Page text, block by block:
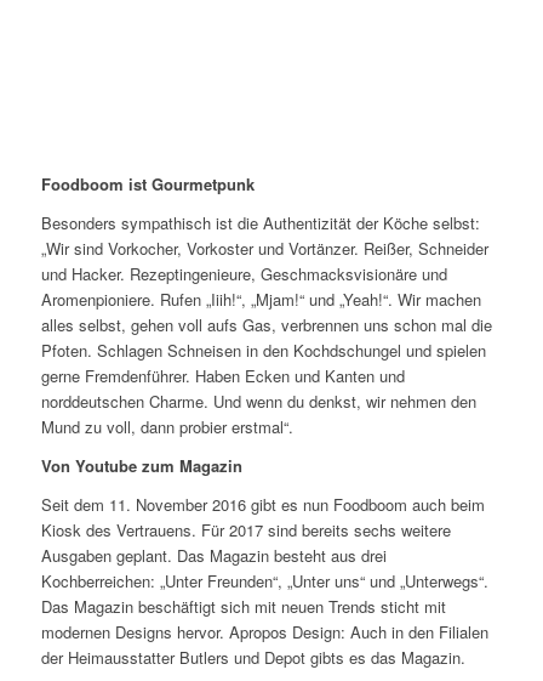
Foodboom ist Gourmetpunk
Besonders sympathisch ist die Authentizität der Köche selbst:
„Wir sind Vorkocher, Vorkoster und Vortänzer. Reißer, Schneider
und Hacker. Rezeptingenieure, Geschmacksvisionäre und
Aromenpioniere. Rufen „Iiih!“, „Mjam!“ und „Yeah!“. Wir machen
alles selbst, gehen voll aufs Gas, verbrennen uns schon mal die
Pfoten. Schlagen Schneisen in den Kochdschungel und spielen
gerne Fremdenführer. Haben Ecken und Kanten und
norddeutschen Charme. Und wenn du denkst, wir nehmen den
Mund zu voll, dann probier erstmal“.
Von Youtube zum Magazin
Seit dem 11. November 2016 gibt es nun Foodboom auch beim
Kiosk des Vertrauens. Für 2017 sind bereits sechs weitere
Ausgaben geplant. Das Magazin besteht aus drei
Kochberreichen: „Unter Freunden“, „Unter uns“ und „Unterwegs“.
Das Magazin beschäftigt sich mit neuen Trends sticht mit
modernen Designs hervor. Apropos Design: Auch in den Filialen
der Heimausstatter Butlers und Depot gibts es das Magazin.